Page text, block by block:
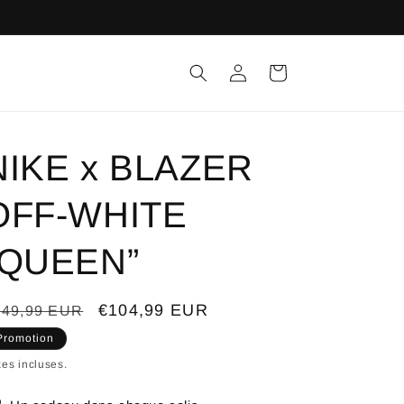
ConnexionPanier
x BLAZER
WHITE
EUR
Prix
€104,99 EUR
incluses.